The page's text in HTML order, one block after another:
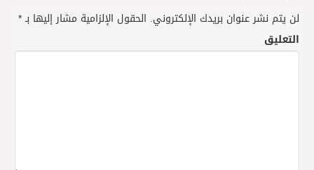
لن يتم نشر عنوان بريدك الإلكتروني. الحقول الإلزامية مشار إليها بـ*
التعليق